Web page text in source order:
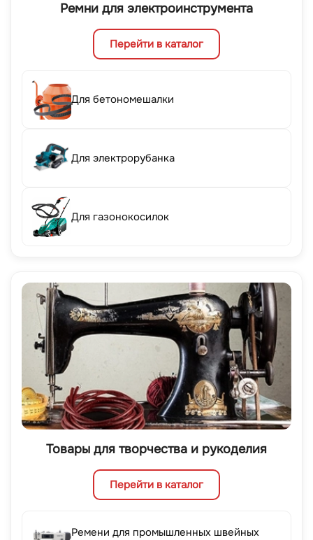
Ремни для электроинструмента
Перейти в каталог
Для бетономешалки
Для электрорубанка
Для газонокосилок
Товары для творчества и рукоделия
Перейти в каталог
Ремени для промышленных швейных